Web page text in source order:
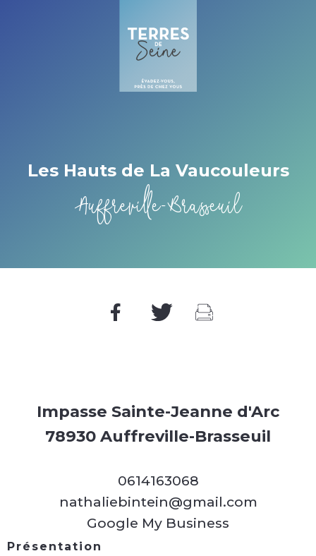
Les Hauts de La Vaucouleurs
Auffreville-Brasseuil
Impasse Sainte-Jeanne d'Arc
78930 Auffreville-Brasseuil
0614163068
nathaliebintein@gmail.com
Google My Business
Présentation